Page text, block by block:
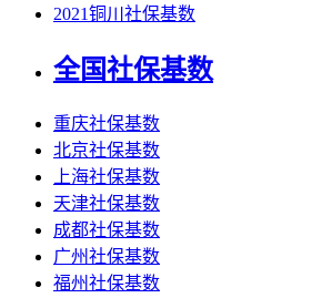
2021铜川社保基数
全国社保基数
重庆社保基数
北京社保基数
上海社保基数
天津社保基数
成都社保基数
广州社保基数
福州社保基数